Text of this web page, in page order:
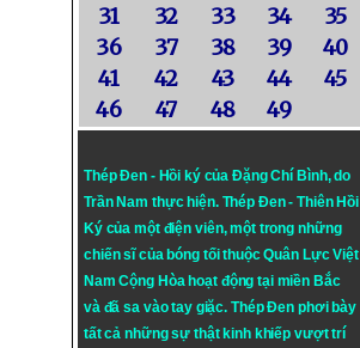
31
32 33 34
35
36
37 38 39
40
41
42 43 44
45
46
47 48 49
Thép Đen - Hồi ký của Đặng Chí Bình, do
Trần Nam thực hiện. Thép Đen- Thiên Hồi
Ký của một điện viên, một trong những
chiến sĩ của bóng tối thuộc Quân Lực Việt
Nam Cộng Hòa hoạt động tại miền Bắc
và đã sa vào tay giặc. Thép Đen phơi bày
tất cả những sự thật kinh khiếp vượt trí